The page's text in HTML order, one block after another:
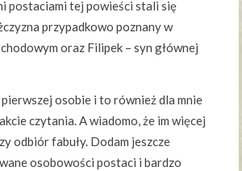
postaciami tej powieści stali się
przypadkowo poznany w
oraz Filipek – syn głównej
osobie i to również dla mnie
czytania. A wiadomo, że im więcej
odbiór fabuły. Dodam jeszcze
osobowości postaci i bardzo